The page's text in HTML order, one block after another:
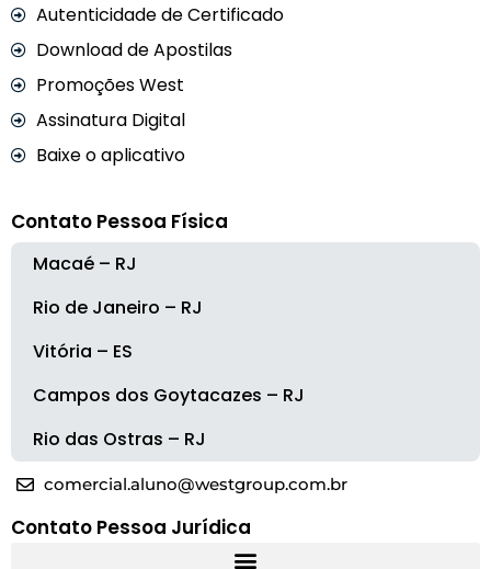
Autenticidade de Certificado
Download de Apostilas
Promoções West
Assinatura Digital
Baixe o aplicativo
Contato Pessoa Física
Macaé – RJ
Rio de Janeiro – RJ
Vitória – ES
Campos dos Goytacazes – RJ
Rio das Ostras – RJ
comercial.aluno@westgroup.com.br
Contato Pessoa Jurídica